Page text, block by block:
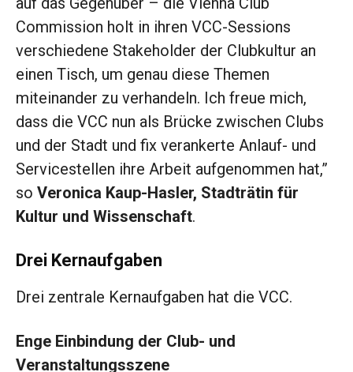
Commission holt in ihren VCC-Sessions
verschiedene Stakeholder der Clubkultur an
einen Tisch, um genau diese Themen
miteinander zu verhandeln. Ich freue mich,
dass die VCC nun als Brücke zwischen Clubs
und der Stadt und fix verankerte Anlauf- und
Servicestellen ihre Arbeit aufgenommen hat,”
so Veronica Kaup-Hasler, Stadträtin für
Kultur und Wissenschaft.
Drei Kernaufgaben
Drei zentrale Kernaufgaben hat die VCC.
Enge Einbindung der Club- und
Veranstaltungsszene